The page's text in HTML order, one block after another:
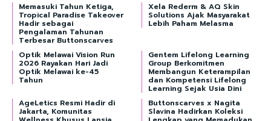
Memasuki Tahun Ketiga,
Tropical Paradise Takeover
Hadir sebagai
Pengalaman Tahunan
Terbesar Buttonscarves
Xela Rederm & AQ Skin
Solutions Ajak Masyarakat
Lebih Paham Melasma
Optik Melawai Vision Run
2026 Rayakan Hari Jadi
Optik Melawai ke-45
Tahun
Gentem Lifelong Learning
Group Berkomitmen
Membangun Keterampilan
dan Kompetensi Lifelong
Learning Sejak Usia Dini
AgeLetics Resmi Hadir di
Jakarta, Komunitas
Buttonscarves x Nagita
Slavina Hadirkan Koleksi